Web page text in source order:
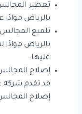
تعطير
بالرياض
تلميع
بالرياض
عليها.
إصلاح
قد تقدم شركة
إصلاح